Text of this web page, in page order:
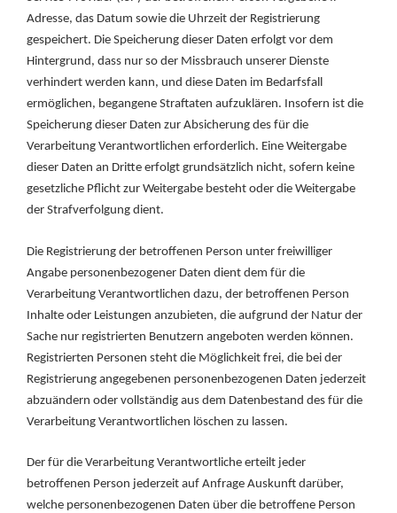
Adresse, das Datum sowie die Uhrzeit der Registrierung
gespeichert. Die Speicherung dieser Daten erfolgt vor dem
Hintergrund, dass nur so der Missbrauch unserer Dienste
verhindert werden kann, und diese Daten im Bedarfsfall
ermöglichen, begangene Straftaten aufzuklären. Insofern ist die
Speicherung dieser Daten zur Absicherung des für die
Verarbeitung Verantwortlichen erforderlich. Eine Weitergabe
dieser Daten an Dritte erfolgt grundsätzlich nicht, sofern keine
gesetzliche Pflicht zur Weitergabe besteht oder die Weitergabe
der Strafverfolgung dient.
Die Registrierung der betroffenen Person unter freiwilliger
Angabe personenbezogener Daten dient dem für die
Verarbeitung Verantwortlichen dazu, der betroffenen Person
Inhalte oder Leistungen anzubieten, die aufgrund der Natur der
Sache nur registrierten Benutzern angeboten werden können.
Registrierten Personen steht die Möglichkeit frei, die bei der
Registrierung angegebenen personenbezogenen Daten jederzeit
abzuändern oder vollständig aus dem Datenbestand des für die
Verarbeitung Verantwortlichen löschen zu lassen.
Der für die Verarbeitung Verantwortliche erteilt jeder
betroffenen Person jederzeit auf Anfrage Auskunft darüber,
welche personenbezogenen Daten über die betroffene Person